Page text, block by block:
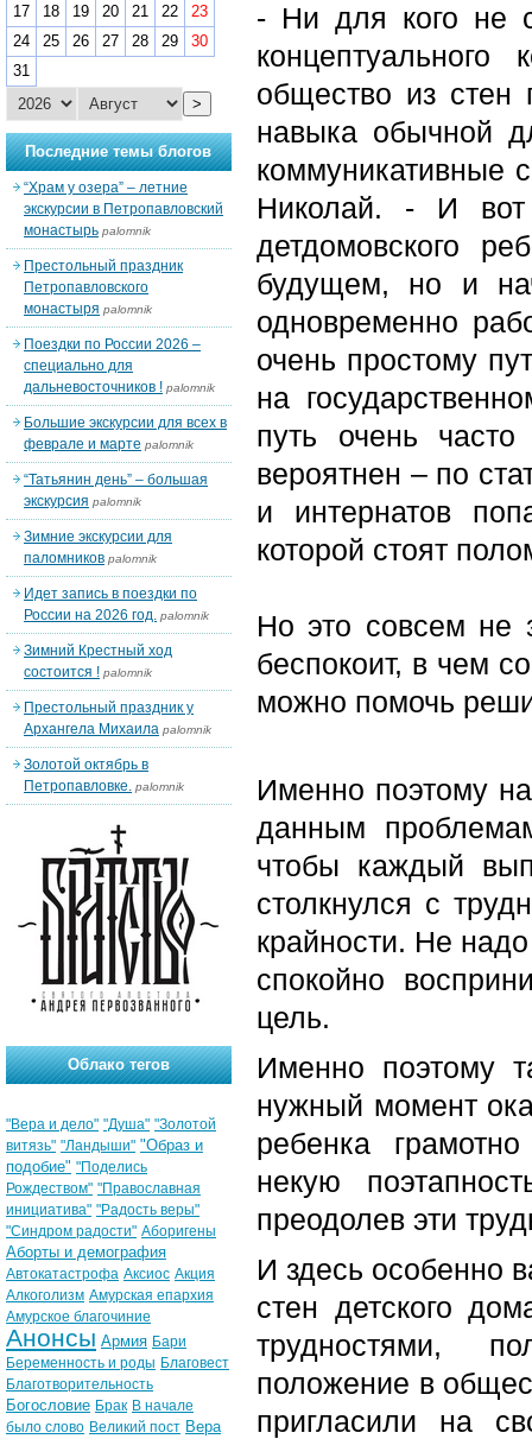
- Ни для кого не
общество из стен
навыка обычной
коммуникативные
Николай. - И вот
детдомовского
будущем, но и
одновременно
очень простому
на
путь очень
вероятнен – по
и интернатов
которой стоят
Но это совсем не
беспокоит, в чем
можно помочь
Именно поэтому
данным
чтобы каждый
столкнулся с
крайности. Не
спокойно
цель.
Именно поэтому
нужный момент
ребенка
некую
преодолев эти
И здесь особенно
стен детского
трудностями,
положение в
пригласили на
17
18 19 20 21 22
23
24
25 26 27 28 29
30
31
>
Последние темы блогов
“Храм у озера” – летние
экскурсии в Петропавловский
монастырь palomnik
Престольный праздник
Петропавловского
монастыря palomnik
Поездки по России 2026 –
специально для
дальневосточников ! palomnik
Большие экскурсии для всех в
феврале и марте palomnik
“Татьянин день” – большая
экскурсия palomnik
Зимние экскурсии для
паломников palomnik
Идет запись в поездки по
России на 2026 год. palomnik
Зимний Крестный ход
состоится ! palomnik
Престольный праздник у
Архангела Михаила palomnik
Золотой октябрь в
Петропавловке. palomnik
Облако тегов
"Вера и дело" "Душа" "Золотой
витязь" "Ландыши" "Образ и
подобие" "Поделись
Рождеством" "Православная
инициатива" "Радость веры"
"Синдром радости" Аборигены
Аборты и демография
Автокатастрофа Аксиос Акция
Алкоголизм Амурская епархия
Амурское благочиние
Анонсы Армия Бари
Беременность и роды Благовест
Благотворительность
Богословие Брак В начале
было слово Великий пост Вера